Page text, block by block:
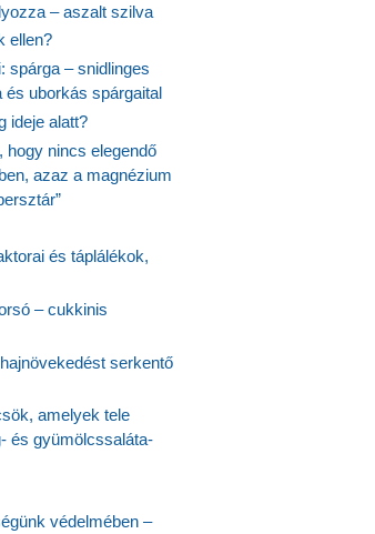
– aszalt szilva
ellen?
spárga – snidlinges
és uborkás spárgaital
ideje alatt?
nincs elegendő
azaz a magnézium
és táplálékok,
– cukkinis
serkentő
amelyek tele
és gyümölcssaláta-
védelmében –